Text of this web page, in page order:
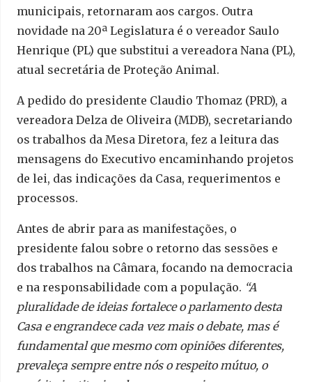
municipais, retornaram aos cargos. Outra
novidade na 20ª Legislatura é o vereador Saulo
Henrique (PL) que substitui a vereadora Nana (PL),
atual secretária de Proteção Animal.
A pedido do presidente Claudio Thomaz (PRD), a
vereadora Delza de Oliveira (MDB), secretariando
os trabalhos da Mesa Diretora, fez a leitura das
mensagens do Executivo encaminhando projetos
de lei, das indicações da Casa, requerimentos e
processos.
Antes de abrir para as manifestações, o
presidente falou sobre o retorno das sessões e
dos trabalhos na Câmara, focando na democracia
e na responsabilidade com a população. “A
pluralidade de ideias fortalece o parlamento desta
Casa e engrandece cada vez mais o debate, mas é
fundamental que mesmo com opiniões diferentes,
prevaleça sempre entre nós o respeito mútuo, o